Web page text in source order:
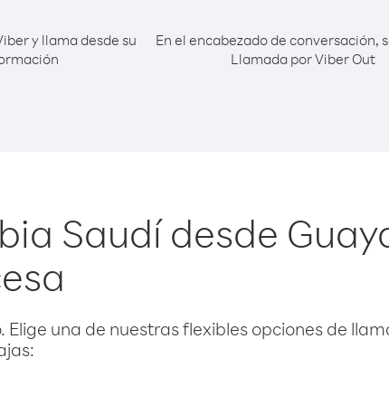
y llama desde su
En el encabezado de conversación,
Llamada por Viber Out
Saudí desde
una de nuestras flexibles opciones de